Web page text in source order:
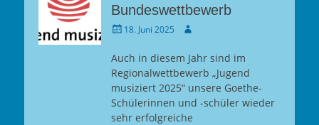
Bundeswettbewerb
Gepostet
18. Juni 2025 Autor
Auch in diesem Jahr sind im
Regionalwettbewerb „Jugend
musiziert 2025“ unsere Goethe-
Schülerinnen und -schüler wieder
sehr erfolgreiche